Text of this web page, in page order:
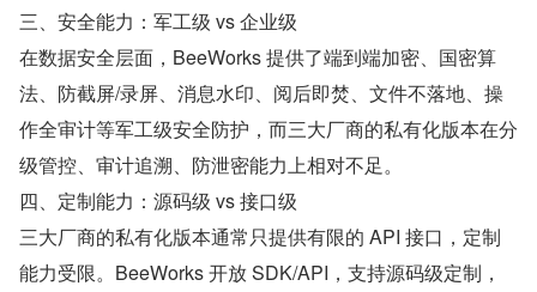
三、安全能力：军工级 vs 企业级
在数据安全层面，BeeWorks 提供了端到端加密、国密算
法、防截屏/录屏、消息水印、阅后即焚、文件不落地、操
作全审计等军工级安全防护，而三大厂商的私有化版本在分
级管控、审计追溯、防泄密能力上相对不足。
四、定制能力：源码级 vs 接口级
三大厂商的私有化版本通常只提供有限的 API 接口，定制
能力受限。BeeWorks 开放 SDK/API，支持源码级定制，